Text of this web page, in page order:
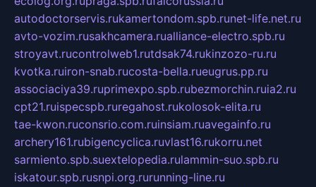
autodoctorservis.rukamertondom.spb.runet-life.net.ru
avto-vozim.rusakhcamera.rualliance-electro.spb.ru
stroyavt.rucontrolweb1.rutdsak74.rukinzozo-ru.ru
kvotka.ruiron-snab.rucosta-bella.rueugrus.pp.ru
associaciya39.ruprimexpo.spb.rubezmorchin.ruia2.ru
cpt21.ruispecspb.ruregahost.rukolosok-elita.ru
tae-kwon.ruconsrio.com.ruinsiam.ruavegainfo.ru
archery161.rubigencyclica.ruvlast16.rukorru.net
sarmiento.spb.suextelopedia.rulammin-suo.spb.ru
iskatour.spb.rusnpi.org.rurunning-line.ru